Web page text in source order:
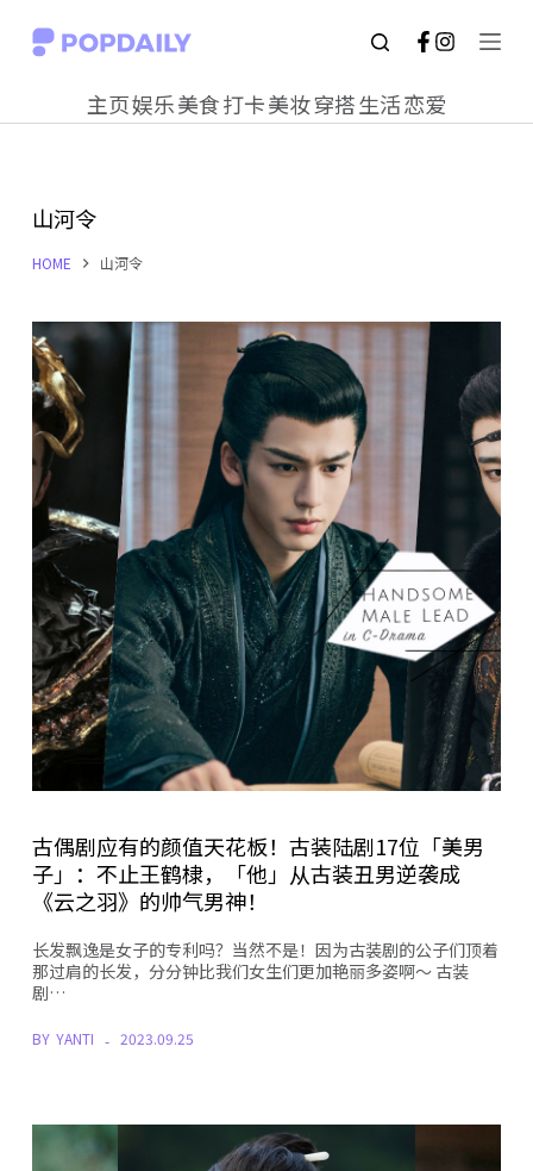
S
o
c
n
t
e
n
t
主页娱乐美食打卡美妆穿搭生活恋爱
山河令
HOME 山河令
古偶剧应有的颜值天花板！古装陆剧17位「美男
子」：不止王鹤棣，「他」从古装丑男逆袭成
《云之羽》的帅气男神！
长发飘逸是女子的专利吗？当然不是！因为古装剧的公子们顶着
那过肩的长发，分分钟比我们女生们更加艳丽多姿啊～ 古装
剧…
BY YANTI 2023.09.25